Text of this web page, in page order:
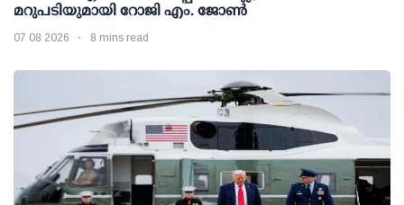
മറുപടിയുമായി റോജി എം. ജോണ്‍
07 08 2026 8 mins read